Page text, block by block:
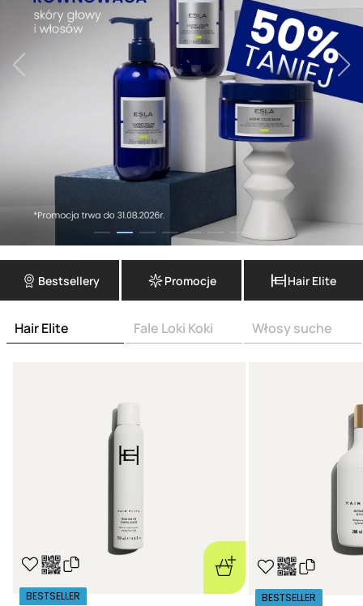
Bestsellery Promocje Hair Elite
Hair Elite Fale Loki Koki Włosy suche
BESTSELLER BESTSELLER